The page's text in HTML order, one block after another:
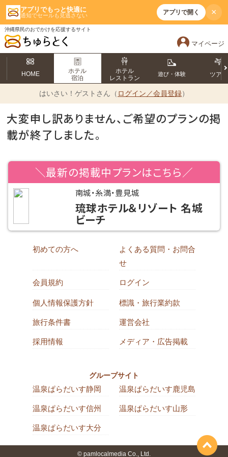
アプリでもっと快適に
通知でセールも見逃さない アプリで開く ×
沖縄県民のおでかけを応援するサイト
マイページ
HOME
ホテル
宿泊
ホテル
レストラン
遊び・体験 ツアー
はいさい！ ゲストさん（ ログイン／会員登録）
大変申し訳ありません、ご希望のプランの掲
載が終了しました。
＼最新の掲載中プランはこちら／
南城・糸満・豊見城
琉球ホテル＆リゾート 名城
ビーチ
初めての方へ
よくある質問・お問合
せ
会員規約 ログイン
個人情報保護方針 標識・旅行業約款
旅行条件書 運営会社
採用情報 メディア・広告掲載
グループサイト
温泉ぱらだいす静岡 温泉ぱらだいす鹿児島
温泉ぱらだいす信州 温泉ぱらだいす山形
温泉ぱらだいす大分
© pamlocalmedia Co., Ltd.